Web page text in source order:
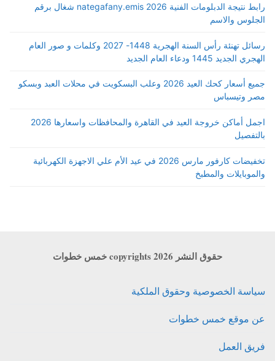
رابط نتيجة الدبلومات الفنية 2026 nategafany.emis شغال برقم
الجلوس والاسم
رسائل تهنئة رأس السنة الهجرية 1448- 2027 وكلمات و صور العام
الهجري الجديد 1445 ودعاء العام الجديد
جميع أسعار كحك العيد 2026 وعلب البسكويت في محلات العبد وبسكو
مصر وتيسباس
اجمل أماكن خروجة العيد في القاهرة والمحافظات واسعارها 2026
بالتفصيل
تخفيضات كارفور مارس 2026 في عيد الأم علي الاجهزة الكهربائية
والموبايلات والمطبخ
حقوق النشر copyrights 2026 خمس خطوات
سياسة الخصوصية وحقوق الملكية
عن موقع خمس خطوات
فريق العمل